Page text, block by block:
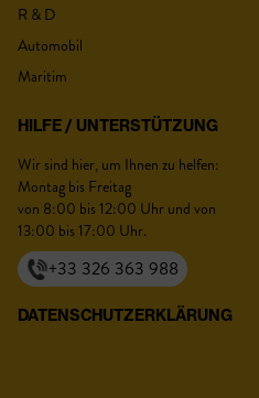
R & D
Automobil
Maritim
HILFE / UNTERSTÜTZUNG
Wir sind hier, um Ihnen zu helfen:
Montag bis Freitag
von 8:00 bis 12:00 Uhr und von
13:00 bis 17:00 Uhr.
+33 326 363 988
DATENSCHUTZERKLÄRUNG